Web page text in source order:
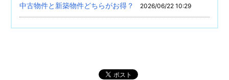
中古物件と新築物件どちらがお得？ 2026/06/22 10:29